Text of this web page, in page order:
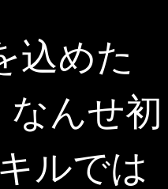
込めた
んせ初
ルでは